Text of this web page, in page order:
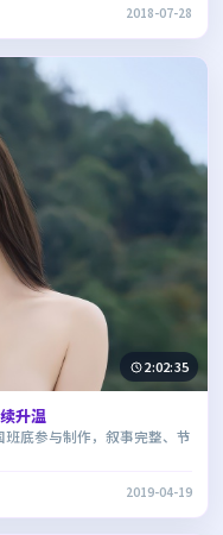
2018-07-28
2:02:35
升温
底参与制作，叙事完整、节
2019-04-19